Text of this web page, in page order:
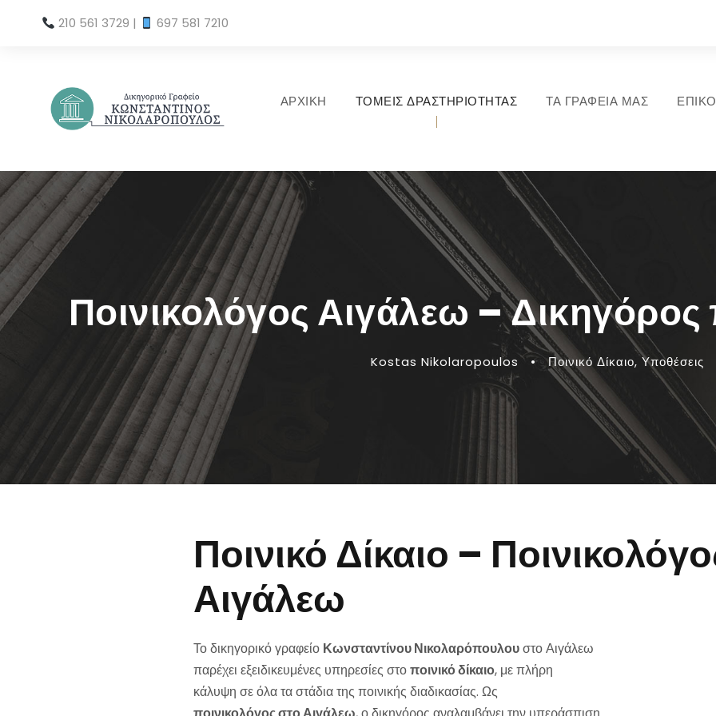
210 561 3729 | 697 581 7210
ΑΡΧΙΚΗ ΤΟΜΕΙΣ ΔΡΑΣΤΗΡΙΟΤΗΤΑΣ ΤΑ ΓΡΑΦΕΙΑ ΜΑΣ
Ποινικολόγος Αιγάλεω – Δικηγόρος
Kostas Nikolaropoulos • Ποινικό Δίκαιο, Υποθέσεις
Ποινικό Δίκαιο –
Αιγάλεω
Το δικηγορικό γραφείο Κωνσταντίνου Νικολαρόπουλουστο Αιγάλεω
παρέχει εξειδικευμένες υπηρεσίες στοποινικό δίκαιο, με πλήρη
κάλυψη σε όλα τα στάδια της ποινικής διαδικασίας. Ως